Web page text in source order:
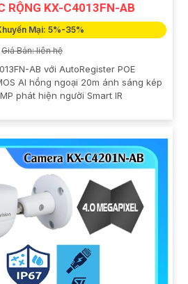
RỘNG KX-C4013FN-AB
Mại: 5%-35%
Giá Bán: liên hệ
AB với AutoRegister POE
AI hồng ngoại 20m ánh sáng kép
phát hiện người Smart IR